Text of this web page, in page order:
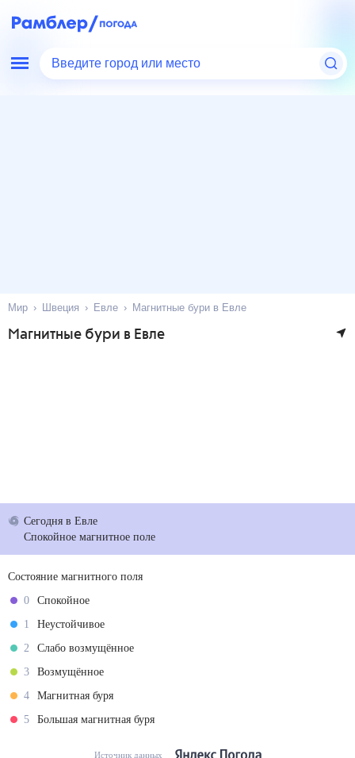
Введите город или место
Мир Швеция Евле Магнитные бури в Евле
Магнитные бури в Евле
Сегодняв Евле
Спокойное магнитное поле
Состояние магнитного поля
0
Спокойное
1
Неустойчивое
2
Слабо возмущённое
3
Возмущённое
4
Магнитная буря
5
Большая магнитная буря
Источник данных